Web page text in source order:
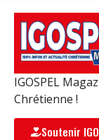
IGOSPEL
Chrétienne !
Soutenir